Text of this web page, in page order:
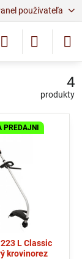
používateľa
4
produkty
L Classic
krovinorez